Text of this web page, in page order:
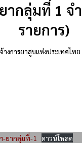
ากลุ่มที่ 1 จ
รายการ)
างการยาสูบแห่งประเทศไทย
-ยากลุ่มที่-1 ดาวน์โหลด